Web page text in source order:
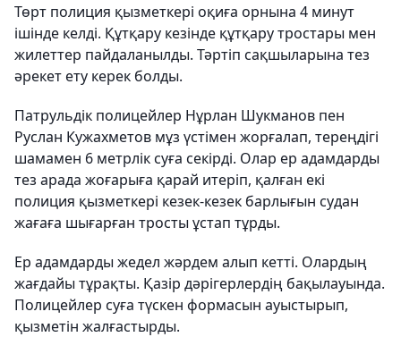
Төрт полиция қызметкері оқиға орнына 4 минут
ішінде келді. Құтқару кезінде құтқару тростары мен
жилеттер пайдаланылды. Тәртіп сақшыларына тез
әрекет ету керек болды.
Патрульдік полицейлер Нұрлан Шукманов пен
Руслан Кужахметов мұз үстімен жорғалап, тереңдігі
шамамен 6 метрлік суға секірді. Олар ер адамдарды
тез арада жоғарыға қарай итеріп, қалған екі
полиция қызметкері кезек-кезек барлығын судан
жағаға шығарған тросты ұстап тұрды.
Ер адамдарды жедел жәрдем алып кетті. Олардың
жағдайы тұрақты. Қазір дәрігерлердің бақылауында.
Полицейлер суға түскен формасын ауыстырып,
қызметін жалғастырды.